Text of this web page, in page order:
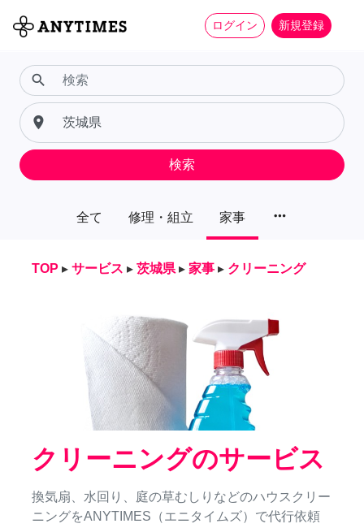
ログイン 新規登録
全て 修理・組立 家事 more_horiz
search
place
検索
TOP ▸ サービス ▸ 茨城県 ▸ 家事 ▸ クリーニング
クリーニングのサービス
換気扇、水回り、庭の草むしりなどのハウスクリー
ニングをANYTIMES（エニタイムズ）で代行依頼